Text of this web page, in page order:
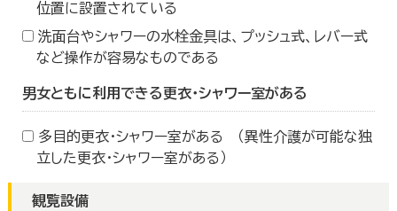
位置に設置されている
洗面台やシャワーの水栓金具は、プッシュ式、レバー式
など操作が容易なものである
男女ともに利用できる更衣・シャワー室がある
多目的更衣・シャワー室がある （異性介護が可能な独
立した更衣・シャワー室がある）
観覧設備